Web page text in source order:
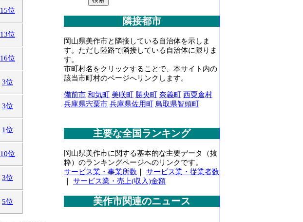
15位
13位
16位
3位
3位
1位
10位
3位
5位
隣接都市
岡山県美作市と隣接している自治体を示しま
す。ただし陸路で隣接している自治体に限りま
す。
市町村名をクリックすることで、本サイト内の
該当市町村のページへリンクします。
備前市 和気町 美咲町 勝央町 奈義町 西粟倉村
兵庫県宍粟市 兵庫県佐用町 鳥取県智頭町
主要な全国ランキング
岡山県美作市に関する基本的な主要データ（抜
粋）のランキングページへのリンクです。
サービス業・事業所数
サービス業・従業者数
サービス業・売上(収入)金額
美作市関連のニュース